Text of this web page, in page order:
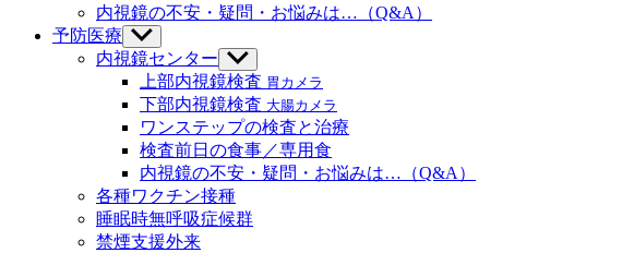
表
内視鏡の不安・疑問・お悩みは…（Q&A）
予防医療 サ
ブ
ニ
ュ
ー
を
表
示
内視鏡センター サ
ブ
メ
ニ
ュ
ー
を
表
示
上部内視鏡検査 胃カメラ
下部内視鏡検査 大腸カメラ
ワンステップの検査と治療
検査前日の食事／専用食
内視鏡の不安・疑問・お悩みは…（Q&A）
各種ワクチン接種
睡眠時無呼吸症候群
禁煙支援外来